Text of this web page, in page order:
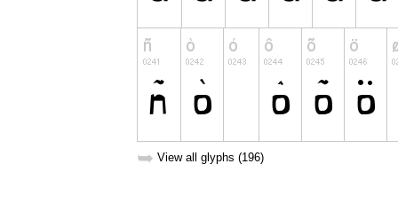
➥ View all glyphs (196)